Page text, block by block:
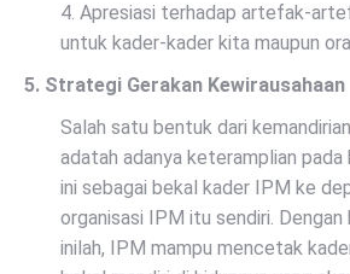
4. Apresiasi terhadap artefak-
untuk kader-kader kita maupun
5. Strategi Gerakan Kewirausahaan
Salah satu bentuk dari
adatah adanya keteramplian
ini sebagai bekal kader IPM ke
organisasi IPM itu sendiri. Dengan
inilah, IPM mampu mencetak